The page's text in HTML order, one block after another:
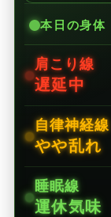
本日の身体
肩こり線
遅延中
自律神経線
やや乱れ
睡眠線
運休気味